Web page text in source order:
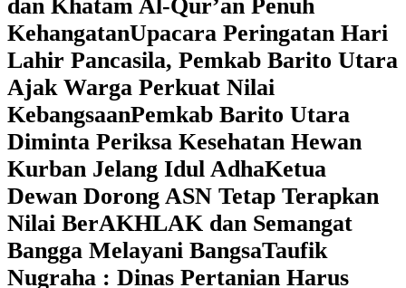
dan Khatam Al-Qur’an Penuh
KehangatanUpacara Peringatan Hari
Lahir Pancasila, Pemkab Barito Utara
Ajak Warga Perkuat Nilai
KebangsaanPemkab Barito Utara
Diminta Periksa Kesehatan Hewan
Kurban Jelang Idul AdhaKetua
Dewan Dorong ASN Tetap Terapkan
Nilai BerAKHLAK dan Semangat
Bangga Melayani BangsaTaufik
Nugraha : Dinas Pertanian Harus